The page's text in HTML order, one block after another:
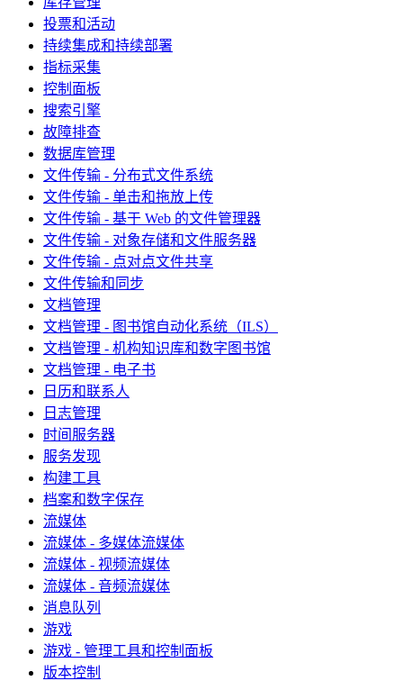
投票和活动
持续集成和持续部署
指标采集
控制面板
搜索引擎
故障排查
数据库管理
文件传输 - 分布式文件系统
文件传输 - 单击和拖放上传
文件传输 - 基于 Web 的文件管理器
文件传输 - 对象存储和文件服务器
文件传输 - 点对点文件共享
文件传输和同步
文档管理
文档管理 - 图书馆自动化系统（ILS）
文档管理 - 机构知识库和数字图书馆
文档管理 - 电子书
日历和联系人
日志管理
时间服务器
服务发现
构建工具
档案和数字保存
流媒体
流媒体 - 多媒体流媒体
流媒体 - 视频流媒体
流媒体 - 音频流媒体
消息队列
游戏
游戏 - 管理工具和控制面板
版本控制